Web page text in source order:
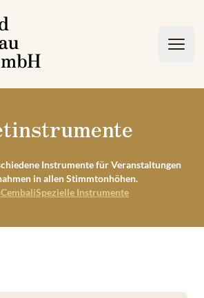
Instrumente für Veranstaltungen
in allen Stimmtonhöhen.
CembaliSpezielle Instrumente